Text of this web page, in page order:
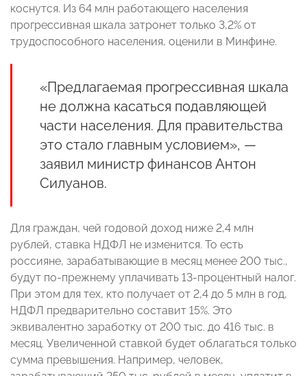
коснутся. Из 64 млн работающего населения
прогрессивная шкала затронет только 3,2% от
трудоспособного населения, оценили в Минфине.
«Предлагаемая прогрессивная шкала
не должна касаться подавляющей
части населения. Для правительства
это стало главным условием», —
заявил министр финансов Антон
Силуанов.
Для граждан, чей годовой доход ниже 2,4 млн
рублей, ставка НДФЛ не изменится. То есть
россияне, зарабатывающие в месяц менее 200 тыс.,
будут по-прежнему уплачивать 13-процентный налог.
При этом для тех, кто получает от 2,4 до 5 млн в год,
НДФЛ предварительно составит 15%. Это
эквивалентно заработку от 200 тыс. до 416 тыс. в
месяц. Увеличенной ставкой будет облагаться только
сумма превышения. Например, человек,